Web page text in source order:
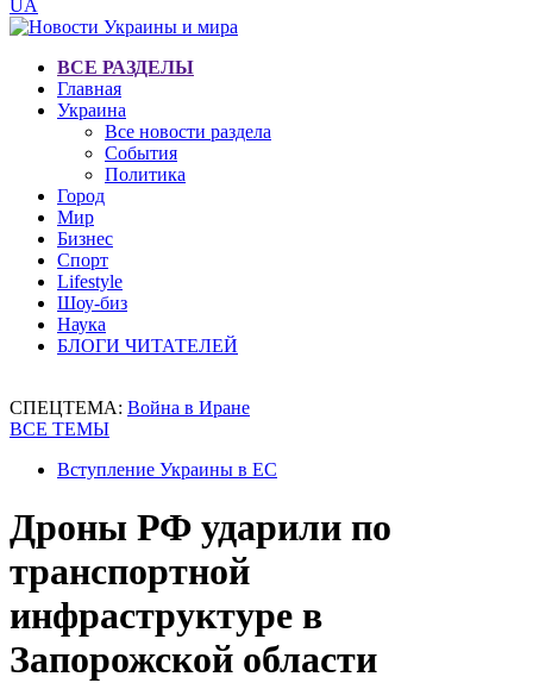
UA
ВСЕ РАЗДЕЛЫ
Главная
Украина
Все новости раздела
События
Политика
Город
Мир
Бизнес
Спорт
Lifestyle
Шоу-биз
Наука
БЛОГИ ЧИТАТЕЛЕЙ
СПЕЦТЕМА: Война в Иране
ВСЕ ТЕМЫ
Вступление Украины в ЕС
Дроны РФ ударили по
транспортной
инфраструктуре в
Запорожской области